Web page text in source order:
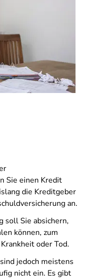
Sie einen Kredit
die Kreditgeber
an.
soll Sie absichern,
können, zum
oder Tod.
jedoch meistens
nicht ein. Es gibt